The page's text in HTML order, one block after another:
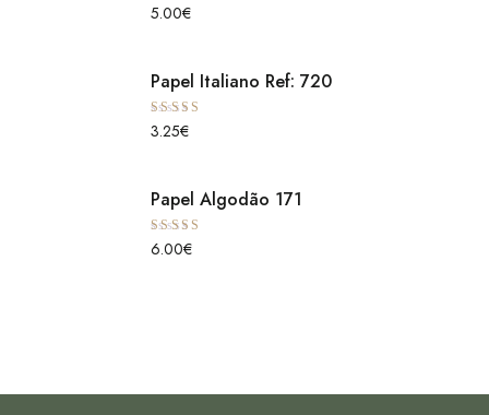
Avaliação
5.00 de 5
5.00€
Papel Italiano Ref: 720
Avaliação
5.00de 5
3.25€
Papel Algodão 171
Avaliação
5.00 de 5
6.00€